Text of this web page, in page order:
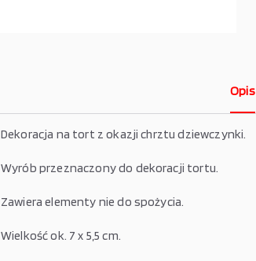
Opis
Dekoracja na tort z okazji chrztu dziewczynki.
Wyrób przeznaczony do dekoracji tortu.
Zawiera elementy nie do spożycia.
Wielkość ok. 7 x 5,5 cm.